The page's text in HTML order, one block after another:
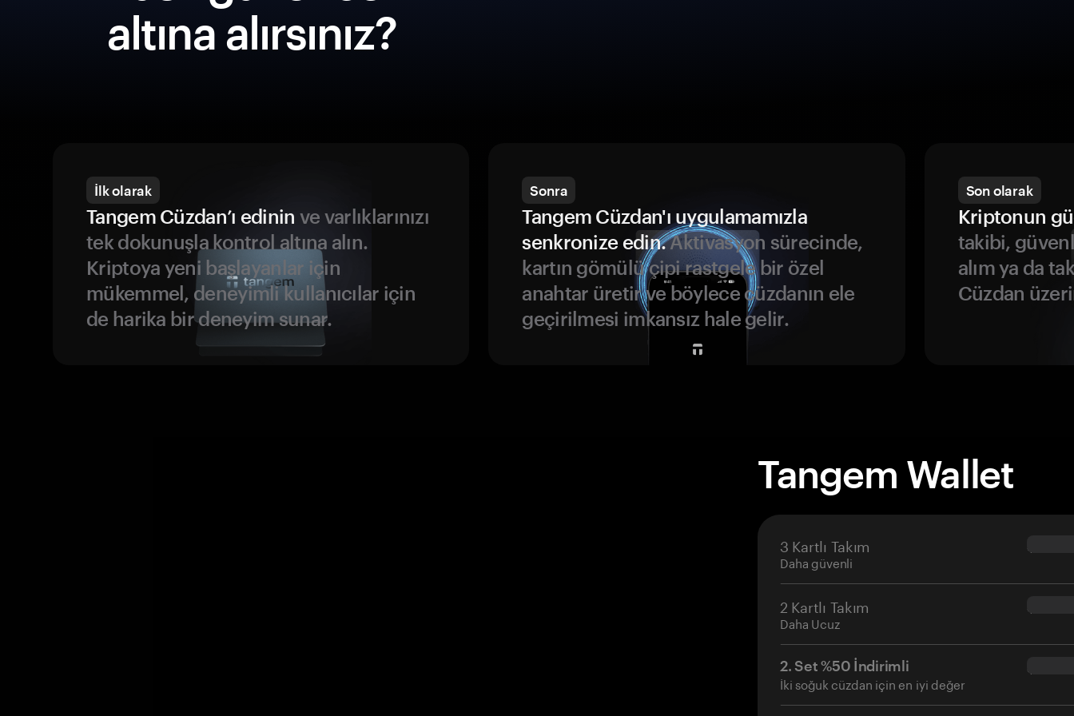
altına alırsınız?
İlk olarak
Tangem Cüzdan’ı edinin ve varlıklarınızı
tek dokunuşla kontrol altına alın.
Kriptoya yeni başlayanlar için
mükemmel, deneyimli kullanıcılar için
de harika bir deneyim sunar.
Sonra
Tangem Cüzdan'ı uygulamamızla
senkronize edin.Aktivasyon sürecinde,
kartın gömülü çipi rastgele bir özel
anahtar üretir ve böylece cüzdanın ele
geçirilmesi imkansız hale gelir.
Son olarak
Kriptonun
takibi,
alım ya da
Cüzdan
Tangem Wallet
3 Kartlı Takım
Daha güvenli
$69.90
2 Kartlı Takım
Daha Ucuz
$54.90
2. Set %50 İndirimli
İki soğuk cüzdan için en iyi değer
$34.95